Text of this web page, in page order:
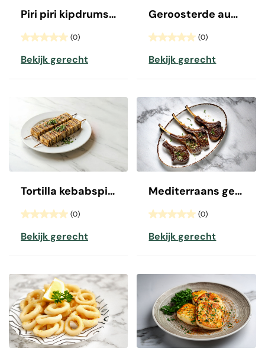
Piri piri kipdrumsticks
(0)
Bekijk gerecht
Geroosterde aubergine met yoghurt
(0)
Bekijk gerecht
Tortilla kebabspiesjes
(0)
Bekijk gerecht
Mediterraans gekruide lamskotelet
(0)
Bekijk gerecht